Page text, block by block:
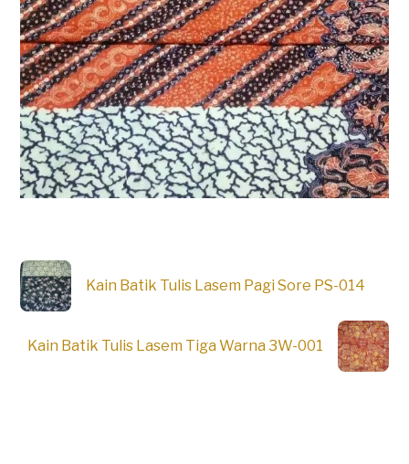
Kain Batik Tulis Lasem Pagi Sore PS-014
Kain Batik Tulis Lasem Tiga Warna 3W-001